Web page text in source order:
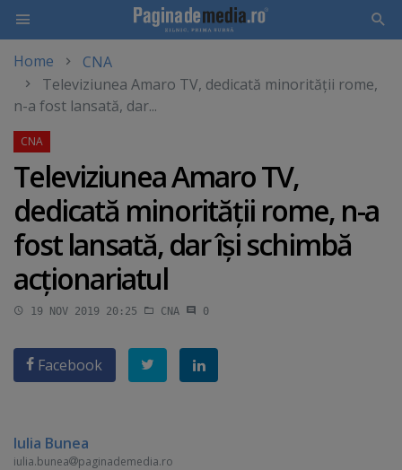
main
content
Home
CNA
Televiziunea Amaro TV, dedicată minorităţii rome,
n-a fost lansată, dar...
Televiziunea Amaro TV,
dedicată minorităţii rome, n-a
fost lansată, dar îşi schimbă
acţionariatul
19 NOV 2019 20:25 CNA 0
Facebook
Iulia Bunea
iulia.bunea paginademedia.ro